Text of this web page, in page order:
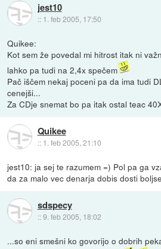
jest10
:: 1. feb 2005, 17:50
Quikee:
Kot sem že povedal mi hitrost itak ni
lahko pa tudi na 2,4x spečem
Pač iščem nekaj poceni pa da ima tudi
cenejši...
Za CDje snemat bo pa itak ostal teac
Quikee
:: 1. feb 2005, 21:10
jest10: ja sej te razumem =) Pol pa ga
da za malo vec denarja dobis dosti
sdspecy
::9. feb 2005, 18:02
...so eni smešni ko govorijo o dobrih